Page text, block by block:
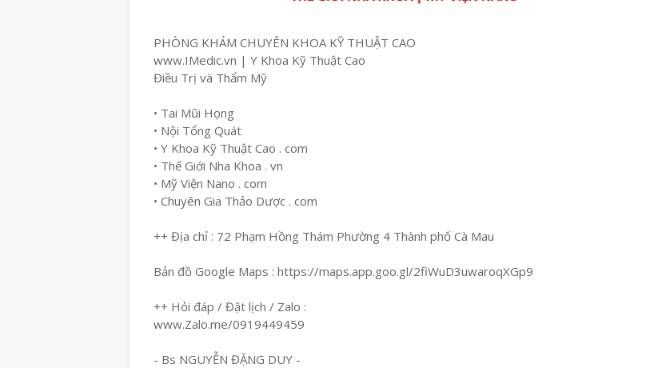
PHÒNG KHÁM CHUYÊN KHOA KỸ THUẬT CAO
www.IMedic.vn | Y Khoa Kỹ Thuật Cao
Điều Trị và Thẩm Mỹ
• Tai Mũi Họng
• Nội Tổng Quát
• Y Khoa Kỹ Thuật Cao . com
• Thế Giới Nha Khoa . vn
• Mỹ Viện Nano . com
• Chuyên Gia Thảo Dược . com
++ Địa chỉ : 72 Phạm Hồng Thám Phường 4 Thành phố Cà Mau
Bản đồ Google Maps : https://maps.app.goo.gl/2fiWuD3uwaroqXGp9
++ Hỏi đáp / Đặt lịch / Zalo :
www.Zalo.me/0919449459
- Bs NGUYỄN ĐẶNG DUY -